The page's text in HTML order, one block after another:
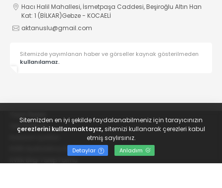
Hacı Halil Mahallesi, İsmetpaşa Caddesi, Beşiroğlu Altın Han
Kat: 1 (BİLKAR)Gebze - KOCAELİ
aktanuslu@gmail.com
Sitemizde yayımlanan haber ve görseller kaynak gösterilmeden
kullanılamaz.
Veri Politikası
KVKK Aydınlatma Metni
Sitemizden en iyi şekilde faydalanabilmeniz için tarayıcınızın
çerezlerini kullanmaktayız,sitemizi kullanarak çerezleri kabul
etmiş saylırsınız.
Detaylar Anladım